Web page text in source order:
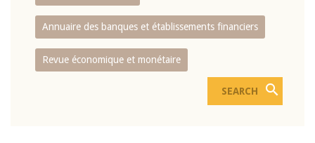
Annuaire des banques et établissements financiers
Revue économique et monétaire